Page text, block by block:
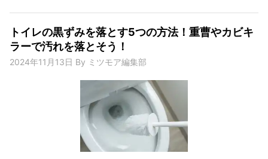
トイレの黒ずみを落とす5つの方法！重曹やカビキ
ラーで汚れを落とそう！
2024年11月13日 By ミツモア編集部